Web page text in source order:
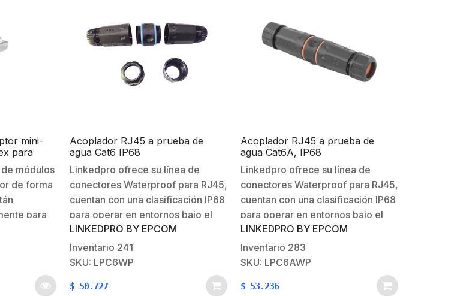
mini-
para
módulos
de forma
para
a
el
Acoplador RJ45 a prueba de
agua Cat6 IP68
Linkedpro ofrece su línea de
conectores Waterproof para RJ45,
cuentan con una clasificación IP68
para operar en entornos bajo el
agua, donde hay polvo u otros
entornos similares. Características
Generales:Categoría:
Cat6Protección a prueba de agua:
IP68
LINKEDPRO BY EPCOM
Inventario 241
SKU: LPC6WP
$ 50.727
Acoplador RJ45 a prueba de
agua Cat6A, IP68
Linkedpro ofrece su línea de
conectores Waterproof para RJ45,
cuentan con una clasificación IP68
para operar en entornos bajo el
agua, donde hay polvo u otros
entornos similares. Características
Generales:Categoría:
agua: IP68
LINKEDPRO BY EPCOM
Inventario 283
SKU: LPC6AWP
$ 53.236